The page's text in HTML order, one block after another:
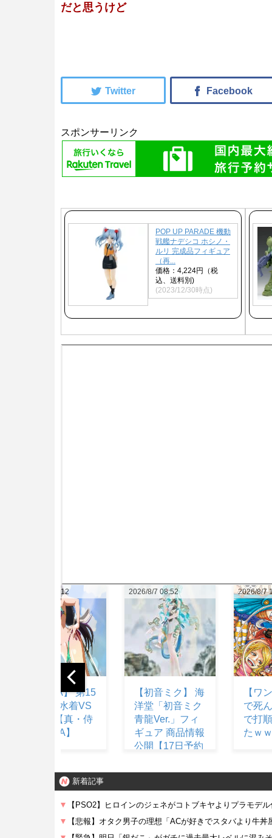
だと思うけど
スポンサーリンク
POP UP PARADE 機動
戦艦ナデシコ ホシノ・
ルリ 完成品フィギュア
（再...
価格：4,224円（税
込、送料別)
(2023/12/30時点)
2026/8/7 17:12
【ワンピース】
で死んだキャラ
で打順組んだっ
たｗｗｗｗ
2026/8/7
【画
ライ
ケる
2026/8/7 08:52
【初音ミク】 海
洋堂「初音ミク
青龍Ver.」フィ
ギュア 商品情報
新着記事